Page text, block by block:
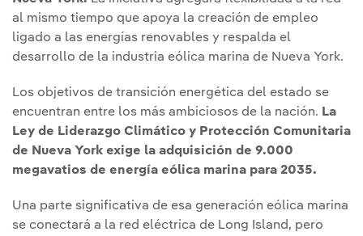
al mismo tiempo que apoya la creación de empleo
ligado a las energías renovables y respalda el
desarrollo de la industria eólica marina de Nueva York.
Los objetivos de transición energética del estado se
encuentran entre los más ambiciosos de la nación. La
Ley de Liderazgo Climático y Protección Comunitaria
de Nueva York exige la adquisición de 9.000
megavatios de energía eólica marina para 2035.
Una parte significativa de esa generación eólica marina
se conectará a la red eléctrica de Long Island, pero